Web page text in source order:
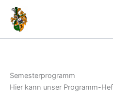
content
Semesterprogramm
Hier kann unser Programm-